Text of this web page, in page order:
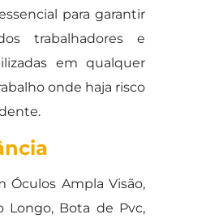
para garantir
trabalhadores e
em qualquer
onde haja risco
Óculos Ampla Visão,
Longo, Bota de Pvc,